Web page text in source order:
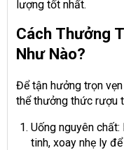
lượng tốt nhất.
Cách Thưởng
Như Nào?
Để tận hưởng trọn
thể thưởng thức rượu
Uống nguyên
tinh, xoay nhẹ ly